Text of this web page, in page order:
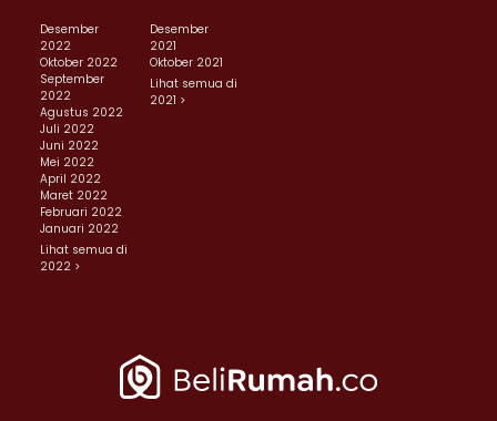
Desember
2022
Oktober 2022
September
2022
Agustus 2022
Juli 2022
Juni 2022
Mei 2022
April 2022
Maret 2022
Februari 2022
Januari 2022
Lihat semua di
2022 >
Desember
2021
Oktober 2021
Lihat semua di
2021 >